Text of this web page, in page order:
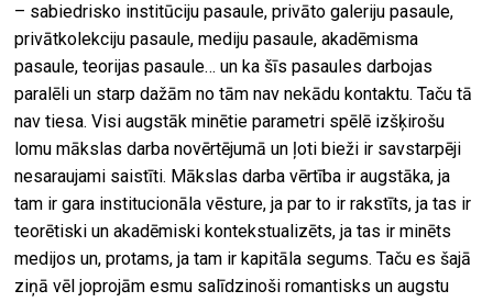
– sabiedrisko institūciju pasaule, privāto galeriju pasaule,
privātkolekciju pasaule, mediju pasaule, akadēmisma
pasaule, teorijas pasaule… un ka šīs pasaules darbojas
paralēli un starp dažām no tām nav nekādu kontaktu. Taču tā
nav tiesa. Visi augstāk minētie parametri spēlē izšķirošu
lomu mākslas darba novērtējumā un ļoti bieži ir savstarpēji
nesaraujami saistīti. Mākslas darba vērtība ir augstāka, ja
tam ir gara institucionāla vēsture, ja par to ir rakstīts, ja tas ir
teorētiski un akadēmiski kontekstualizēts, ja tas ir minēts
medijos un, protams, ja tam ir kapitāla segums. Taču es šajā
ziņā vēl joprojām esmu salīdzinoši romantisks un augstu